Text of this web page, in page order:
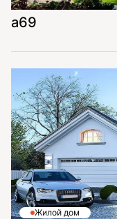
a69
Жилой дом